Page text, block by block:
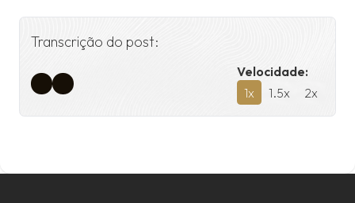
Transcrição do post:
Velocidade:
1x 1.5x 2x